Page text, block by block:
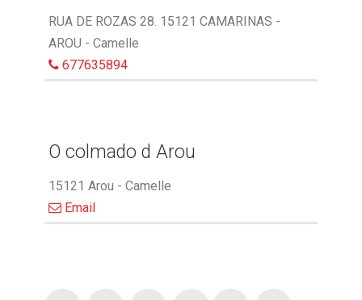
RUA DE ROZAS 28. 15121 CAMARINAS -
AROU - Camelle
677635894
O colmado d Arou
15121 Arou - Camelle
Email